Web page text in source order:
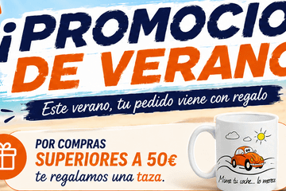
Novedad
PILOTO TRASERO DERECHO 1P0945112A...